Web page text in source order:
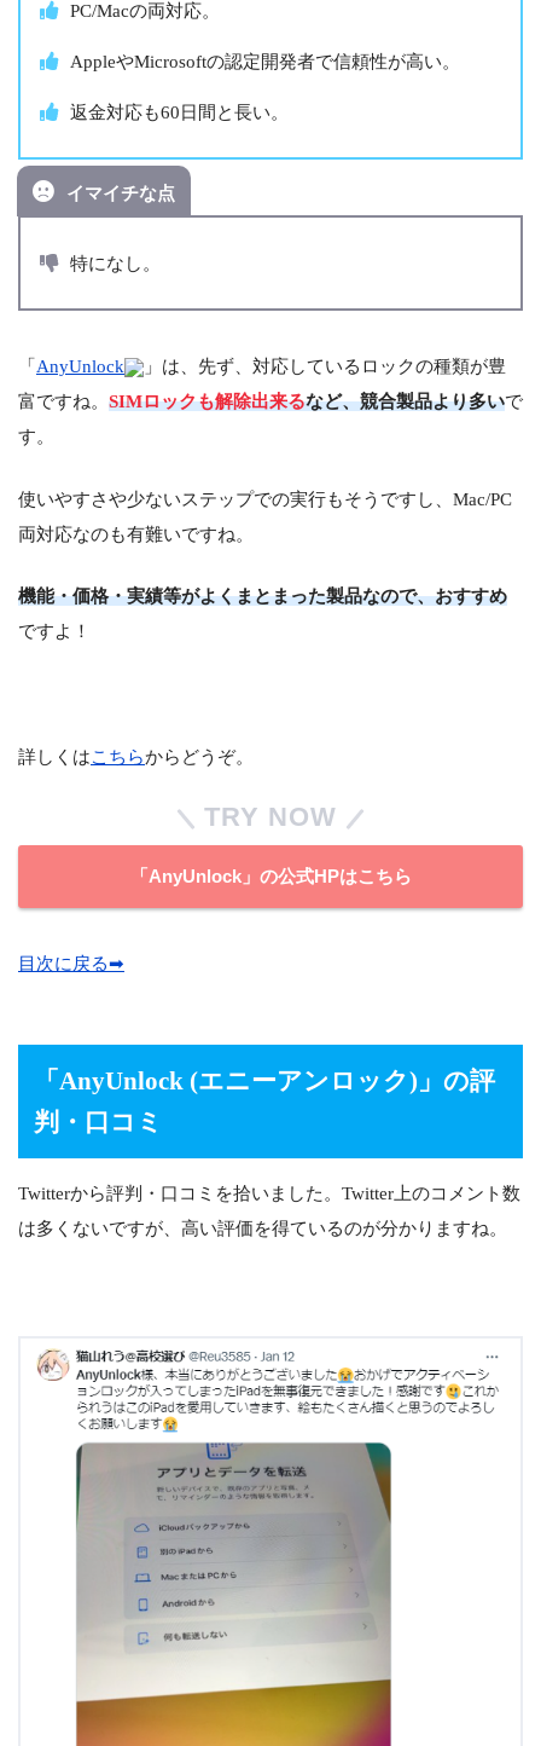
PC/Macの両対応。
AppleやMicrosoftの認定開発者で信頼性が高い。
返金対応も60日間と長い。
イマイチな点
特になし。
「AnyUnlock
」は、先ず、対応しているロックの種類が豊
富ですね。 SIMロックも解除出来るなど、競合製品より多いで
す。
使いやすさや少ないステップでの実行もそうですし、Mac/PC
両対応なのも有難いですね。
機能・価格・実績等がよくまとまった製品なので、おすすめ
ですよ！
詳しくはこちらからどうぞ。
TRY NOW
「AnyUnlock」の公式HPはこちら
目次に戻る➡︎
「AnyUnlock (エニーアンロック) 」の評
判・口コミ
Twitterから評判・口コミを拾いました。Twitter上のコメント数
は多くないですが、高い評価を得ているのが分かりますね。